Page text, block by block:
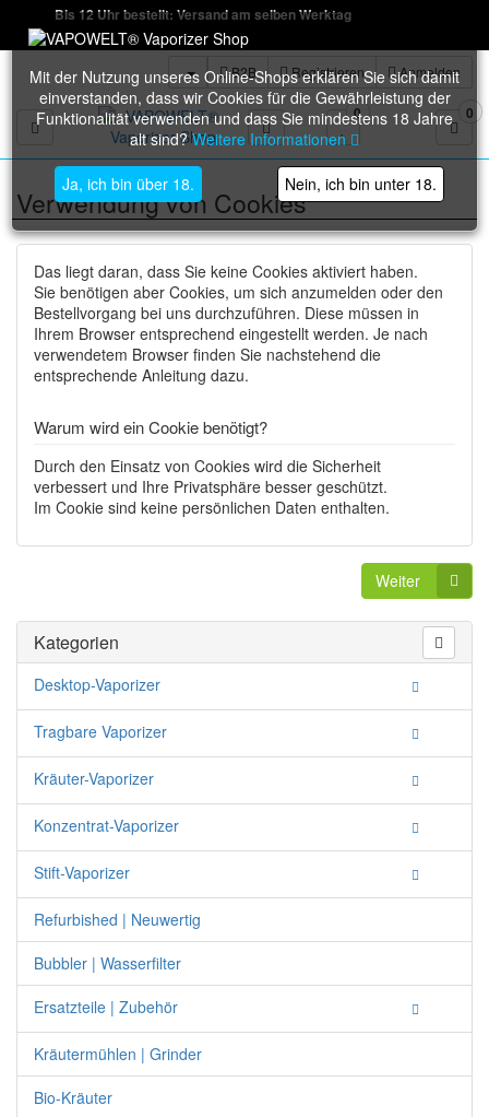
Bis 12 Uhr bestellt: Versand am selben Werktag
B2B Registrieren Anmelden
Toggle navigation
0 0
Mit der Nutzung unseres Online-Shops erklären Sie sich damit
einverstanden, dass wir Cookies für die Gewährleistung der
Funktionalität verwenden und dass Sie mindestens 18 Jahre
alt sind?Weitere Informationen
Ja, ich bin über 18. Nein, ich bin unter 18.
Verwendung von Cookies
Das liegt daran, dass Sie keine Cookies aktiviert haben.
Sie benötigen aber Cookies, um sich anzumelden oder den
Bestellvorgang bei uns durchzuführen. Diese müssen in
Ihrem Browser entsprechend eingestellt werden. Je nach
verwendetem Browser finden Sie nachstehend die
entsprechende Anleitung dazu.
Warum wird ein Cookie benötigt?
Durch den Einsatz von Cookies wird die Sicherheit
verbessert und Ihre Privatsphäre besser geschützt.
Im Cookie sind keine persönlichen Daten enthalten.
Weiter
Kategorien
Desktop-Vaporizer
Tragbare Vaporizer
Kräuter-Vaporizer
Konzentrat-Vaporizer
Stift-Vaporizer
Refurbished | Neuwertig
Bubbler | Wasserfilter
Ersatzteile | Zubehör
Kräutermühlen | Grinder
Bio-Kräuter